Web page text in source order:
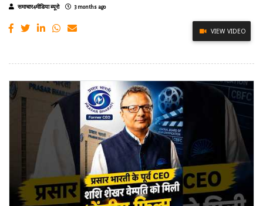
समाचार4मीडिया ब्यूरो 3 months ago
VIEW VIDEO